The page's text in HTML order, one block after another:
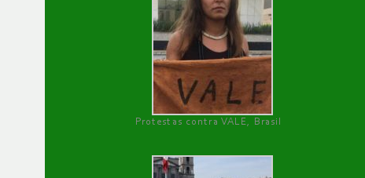
Protestas contra VALE, Brasil